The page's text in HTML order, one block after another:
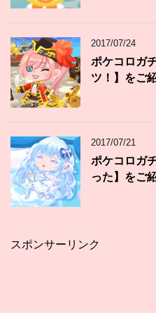
2017/07/24
ポケコロガ
ツ！】をご
2017/07/21
ポケコロガ
った】をご
スポンサーリンク